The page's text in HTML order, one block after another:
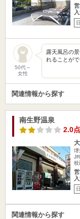
50代～
女性
露天風呂の
れることが
関連情報から探す
南生野温泉
2.0点
堺
校
関連情報から探す